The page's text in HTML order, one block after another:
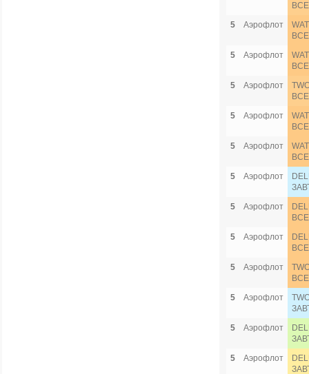
5
Аэрофлот
5
Аэрофлот
5
Аэрофлот
5
Аэрофлот
5
Аэрофлот
5
Аэрофлот
5
Аэрофлот
5
Аэрофлот
5
Аэрофлот
5
Аэрофлот
5
Аэрофлот
5
Аэрофлот